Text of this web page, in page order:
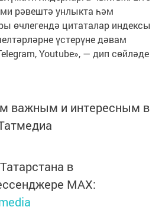
рәвештә унлыкта һәм
өчлегендә цитаталар индексы
үстерүне дәвам
Youtube», — дип сөйләде
важным и интересным в
в
MАХ: